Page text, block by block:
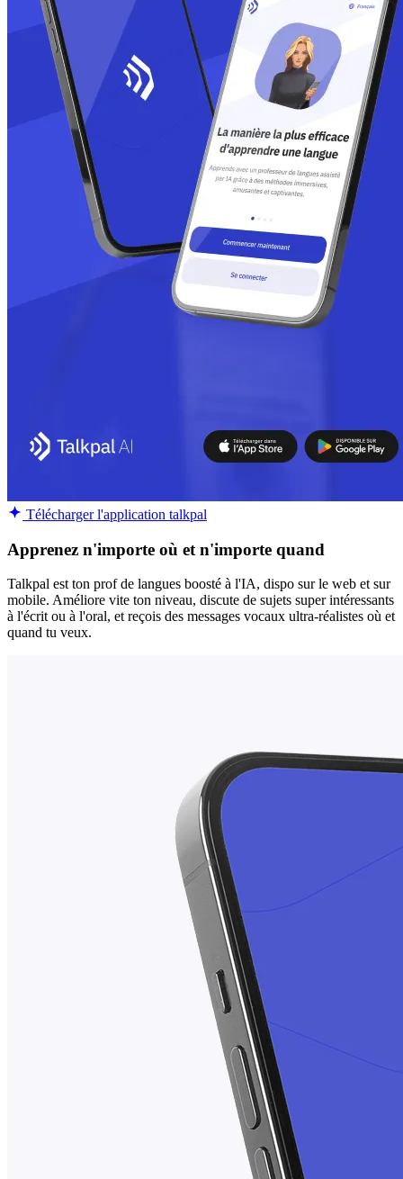
Télécharger l'application talkpal
Apprenez n'importe où et n'importe quand
Talkpal est ton prof de langues boosté à l'IA, dispo sur le web et sur
mobile. Améliore vite ton niveau, discute de sujets super intéressants
à l'écrit ou à l'oral, et reçois des messages vocaux ultra-réalistes où et
quand tu veux.